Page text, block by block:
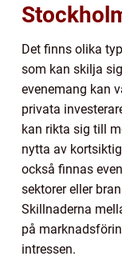
Det finns olika
som kan skilja
evenemang kan
privata
kan rikta sig till
nytta av
också finnas
sektorer eller
Skillnaderna
på
intressen.